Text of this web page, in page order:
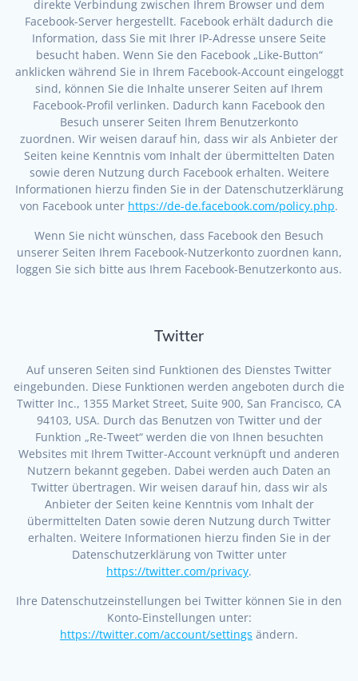
direkte Verbindung zwischen Ihrem Browser und dem
Facebook-Server hergestellt. Facebook erhält dadurch die
Information, dass Sie mit Ihrer IP-Adresse unsere Seite
besucht haben. Wenn Sie den Facebook „Like-Button“
anklicken während Sie in Ihrem Facebook-Account eingeloggt
sind, können Sie die Inhalte unserer Seiten auf Ihrem
Facebook-Profil verlinken. Dadurch kann Facebook den
Besuch unserer Seiten Ihrem Benutzerkonto
zuordnen. Wir weisen darauf hin, dass wir als Anbieter der
Seiten keine Kenntnis vom Inhalt der übermittelten Daten
sowie deren Nutzung durch Facebook erhalten. Weitere
Informationen hierzu finden Sie in der Datenschutzerklärung
von Facebook unter https://de-de.facebook.com/policy.php.
Wenn Sie nicht wünschen, dass Facebook den Besuch
unserer Seiten Ihrem Facebook-Nutzerkonto zuordnen kann,
loggen Sie sich bitte aus Ihrem Facebook-Benutzerkonto aus.
Twitter
Auf unseren Seiten sind Funktionen des Dienstes Twitter
eingebunden. Diese Funktionen werden angeboten durch die
Twitter Inc., 1355 Market Street, Suite 900, San Francisco, CA
94103, USA. Durch das Benutzen von Twitter und der
Funktion „Re-Tweet“ werden die von Ihnen besuchten
Websites mit Ihrem Twitter-Account verknüpft und anderen
Nutzern bekannt gegeben. Dabei werden auch Daten an
Twitter übertragen. Wir weisen darauf hin, dass wir als
Anbieter der Seiten keine Kenntnis vom Inhalt der
übermittelten Daten sowie deren Nutzung durch Twitter
erhalten. Weitere Informationen hierzu finden Sie in der
Datenschutzerklärung von Twitter unter
https://twitter.com/privacy.
Ihre Datenschutzeinstellungen bei Twitter können Sie in den
Konto-Einstellungen unter:
https://twitter.com/account/settings ändern.